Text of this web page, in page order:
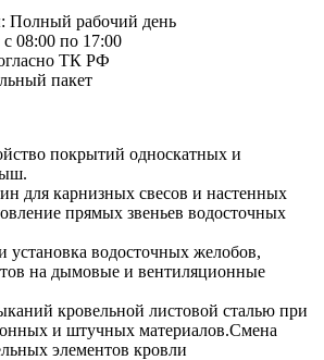
Полный рабочий день
c 08:00 по 17:00
ТК РФ
пакет
покрытий односкатных и
для карнизных свесов и настенных
прямых звеньев водосточных
установка водосточных желобов,
на дымовые и вентиляционные
кровельной листовой сталью при
и штучных материалов.Смена
элементов кровли